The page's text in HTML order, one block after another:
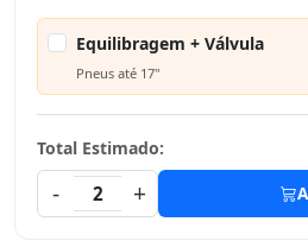
Equilibragem + Válvula
Pneus até 17"
Total Estimado:
-
2 +